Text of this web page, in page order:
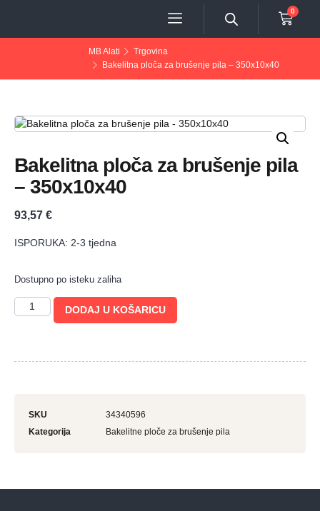
0
MB Alati
Trgovina
Bakelitna ploča za brušenje pila – 350x10x40
Bakelitna ploča za brušenje pila
– 350x10x40
93,57 €
ISPORUKA: 2-3 tjedna
Dostupno po isteku zaliha
DODAJ U KOŠARICU
SKU
34340596
Kategorija
Bakelitne ploče za brušenje pila